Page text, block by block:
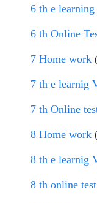
6 th e
6 th Online
7 Home work
7 th e learnig
7 th Online
8 Home work
8 th e learnig
8 th online test